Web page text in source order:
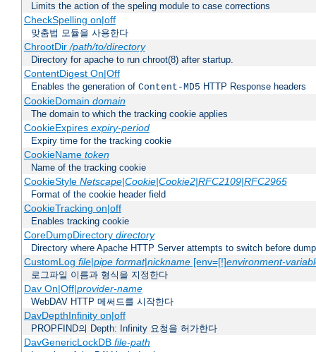
Limits the action of the speling module to case corrections
CheckSpelling on|off
맞춤법 모듈을 사용한다
ChrootDir/path/to/directory
Directory for apache to run chroot(8) after startup.
ContentDigest On|Off
Enables the generation of Content-MD5 HTTP Response headers
CookieDomain domain
The domain to which the tracking cookie applies
CookieExpires expiry-period
Expiry time for the tracking cookie
CookieName token
Name of the tracking cookie
CookieStyle Netscape|Cookie|Cookie2|RFC2109|RFC2965
Format of the cookie header field
CookieTracking on|off
Enables tracking cookie
CoreDumpDirectory directory
Directory where Apache HTTP Server attempts to switch before
CustomLog file|pipe format|nickname[env=[!]environment-
로그파일 이름과 형식을 지정한다
Dav On|Off|provider-name
WebDAV HTTP 메써드를 시작한다
DavDepthInfinity on|off
PROPFIND의 Depth: Infinity 요청을 허가한다
DavGenericLockDB file-path